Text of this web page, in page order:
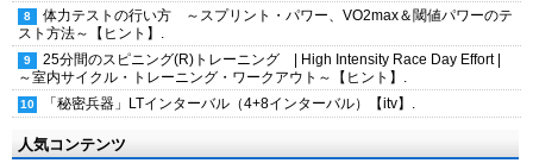
体力テストの行い方 ～スプリント・パワー、VO2max＆閾値パワーのテ
スト方法～【ヒント】.
25分間のスピニング(R)トレーニング | High Intensity Race Day Effort |
～室内サイクル・トレーニング・ワークアウト～【ヒント】.
「秘密兵器」LTインターバル（4+8インターバル）【itv】.
人気コンテンツ